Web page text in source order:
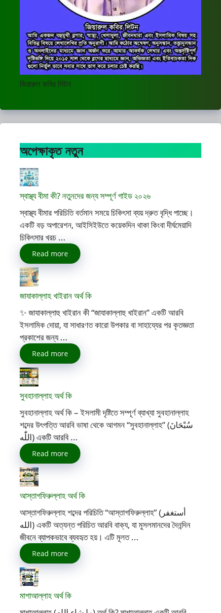
জিয়ারুল কবির লিটন
অপেক্ষাকৃত নতুন
স্বাস্থ্য বীমা কী? নতুনদের জন্য সম্পূর্ণ গাইড ২০২৬
স্বাস্থ্য বীমার পরিচিতি বর্তমান সময়ে চিকিৎসা ব্যয় দ্রুত বৃদ্ধি পাচ্ছে।
একটি বড় অপারেশন, আইসিইউতে কয়েকদিন থাকা কিংবা দীর্ঘমেয়াদি
চিকিৎসার খরচ ...
Read more
জাযাকাল্লাহ খাইরান অর্থ কি
✨ জাযাকাল্লাহু খাইরান কী “জাযাকাল্লাহু খাইরান” একটি আরবি
ইসলামিক দোয়া, যা সাধারণত কারো উপকার বা সাহায্যের পর কৃতজ্ঞতা
প্রকাশের জন্য ...
Read more
সুবহানাল্লাহ অর্থ কি
সুবহানাল্লাহ অর্থ কি – ইসলামী দৃষ্টিতে সম্পূর্ণ ব্যাখ্যা সুবহানাল্লাহ
শব্দের উৎপত্তি আরবি ভাষা থেকে আগমন “সুবহানাল্লাহ” (سُبْحَانَ
اللّٰه) একটি আরবি ...
Read more
আস্তাগফিরুল্লাহ অর্থ কি
আস্তাগফিরুল্লাহ শব্দের পরিচিতি “আস্তাগফিরুল্লাহ” (أستغفر
الله) একটি অত্যন্ত পরিচিত আরবি বাক্য, যা মুসলমানদের দৈনন্দিন
জীবনে ব্যাপকভাবে ব্যবহৃত হয়। এটি মূলত ...
Read more
মাশাআল্লাহ অর্থ কি